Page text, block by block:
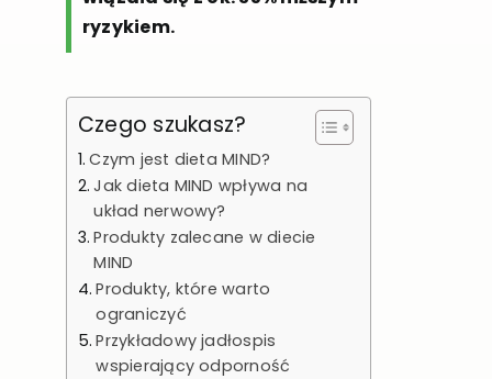
ryzykiem.
Czego szukasz?
Czym jest dieta MIND?
Jak dieta MIND wpływa na
układ nerwowy?
Produkty zalecane w diecie
MIND
Produkty, które warto
ograniczyć
Przykładowy jadłospis
wspierający odporność